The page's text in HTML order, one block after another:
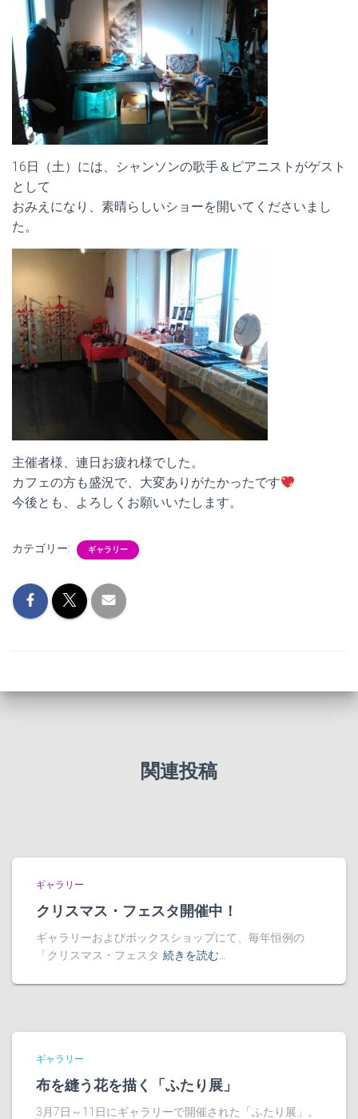
16日（土）には、シャンソンの歌手＆ピアニストがゲスト
として
おみえになり、素晴らしいショーを開いてくださいまし
た。
主催者様、連日お疲れ様でした。
カフェの方も盛況で、大変ありがたかったです
今後とも、よろしくお願いいたします。
カテゴリー: ギャラリー
関連投稿
ギャラリー
クリスマス・フェスタ開催中！
ギャラリーおよびボックスショップにて、毎年恒例の
「クリスマス・フェスタ 続きを読む…
ギャラリー
布を縫う花を描く「ふたり展」
3月7日～11日にギャラリーで開催された「ふたり展」。